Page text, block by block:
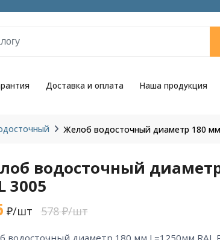
Доставка и оплата Наша продукция
Желоб водосточный диаметр 180 мм
водосточный
3005
₽/шт 578 ₽/шт